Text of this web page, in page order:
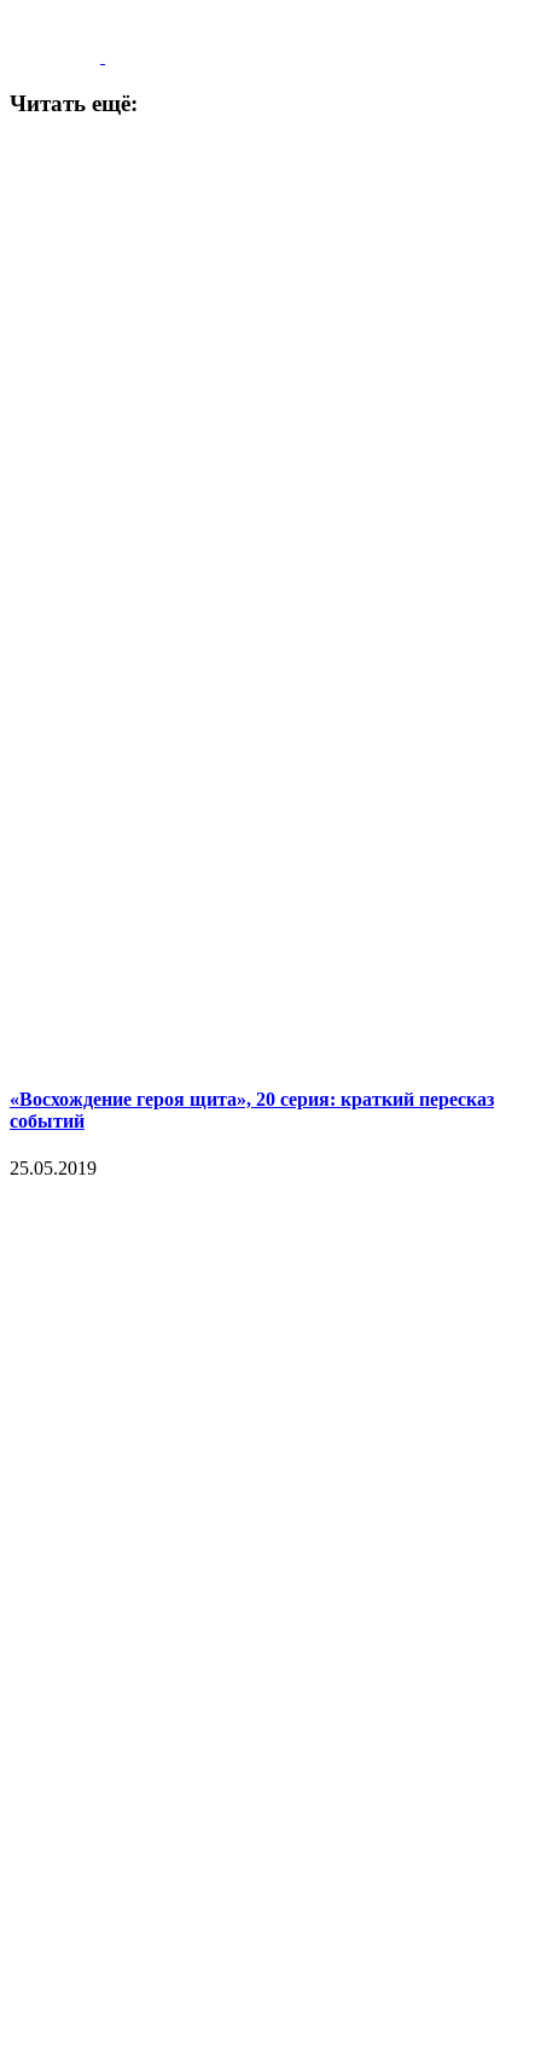
Читать ещё:
«Восхождение героя щита», 20 серия: краткий пересказ
событий
25.05.2019